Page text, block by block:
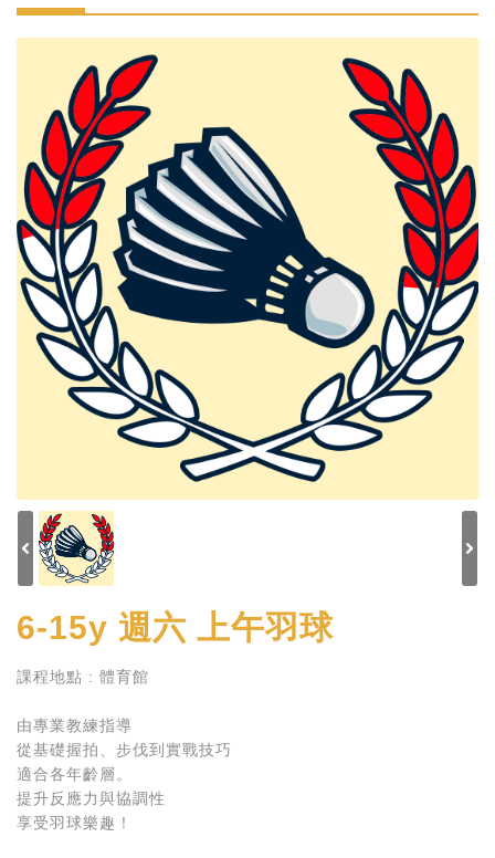
6-15y 週六 上午羽球
課程地點 : 體育館
由專業教練指導
從基礎握拍、步伐到實戰技巧
適合各年齡層。
提升反應力與協調性
享受羽球樂趣！